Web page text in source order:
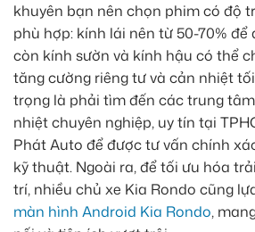
khuyên bạn nên chọn phim có độ
phù hợp: kính lái nên từ 50-70%
còn kính sườn và kính hậu có thể
tăng cường riêng tư và cản nhiệt
trọng là phải tìm đến các trung
nhiệt chuyên nghiệp, uy tín tại
Phát Auto để được tư vấn chính
kỹ thuật. Ngoài ra, để tối ưu hóa
trí, nhiều chủ xe Kia Rondo cũng
màn hình Android Kia Rondo,